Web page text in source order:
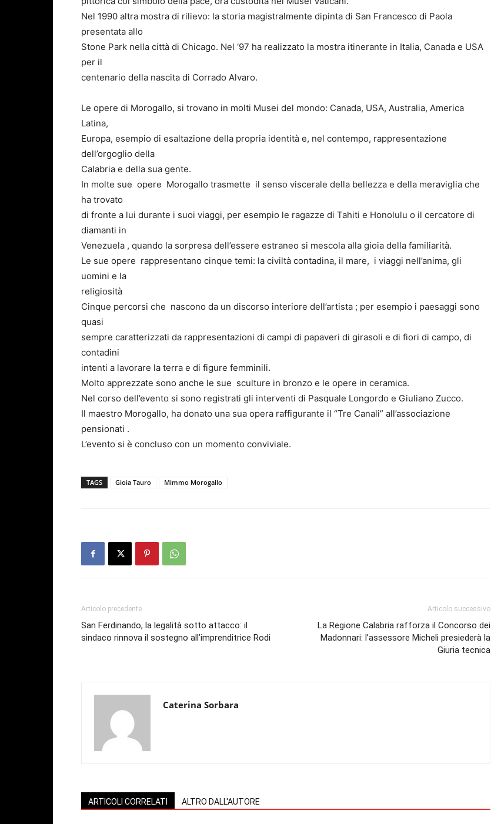
Nel 1990 altra mostra di rilievo: la storia magistralmente dipinta di San Francesco di Paola
presentata allo
Stone Park nella città di Chicago. Nel ‘97 ha realizzato la mostra itinerante in Italia, Canada e USA
per il
centenario della nascita di Corrado Alvaro.
Le opere di Morogallo, si trovano in molti Musei del mondo: Canada, USA, Australia, America
Latina,
Europa, esempio di esaltazione della propria identità e, nel contempo, rappresentazione
dell’orgoglio della
Calabria e della sua gente.
In molte sue opere Morogallo trasmette il senso viscerale della bellezza e della meraviglia che
ha trovato
di fronte a lui durante i suoi viaggi, per esempio le ragazze di Tahiti e Honolulu o il cercatore di
diamanti in
Venezuela , quando la sorpresa dell’essere estraneo si mescola alla gioia della familiarità.
Le sue opere rappresentano cinque temi: la civiltà contadina, il mare, i viaggi nell’anima, gli
uomini e la
religiosità
Cinque percorsi che nascono da un discorso interiore dell’artista ; per esempio i paesaggi sono
quasi
sempre caratterizzati da rappresentazioni di campi di papaveri di girasoli e di fiori di campo, di
contadini
intenti a lavorare la terra e di figure femminili.
Molto apprezzate sono anche le sue sculture in bronzo e le opere in ceramica.
Nel corso dell’evento si sono registrati gli interventi di Pasquale Longordo e Giuliano Zucco.
Il maestro Morogallo, ha donato una sua opera raffigurante il “Tre Canali” all’associazione
pensionati .
L’evento si è concluso con un momento conviviale.
TAGS Gioia Tauro Mimmo Morogallo
Articolo precedente
San Ferdinando, la legalità sotto attacco: il
sindaco rinnova il sostegno all’imprenditrice Rodi
Articolo successivo
La Regione Calabria rafforza il Concorso dei
Madonnari: l’assessore Micheli presiederà la
Giuria tecnica
Caterina Sorbara
ARTICOLI CORRELATI ALTRO DALL'AUTORE